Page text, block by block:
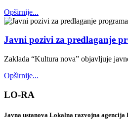
Opširnije...
Javni pozivi za predlaganje
Zaklada “Kultura nova” objavljuje
Opširnije...
LO-RA
Javna ustanova Lokalna razvojna agencija